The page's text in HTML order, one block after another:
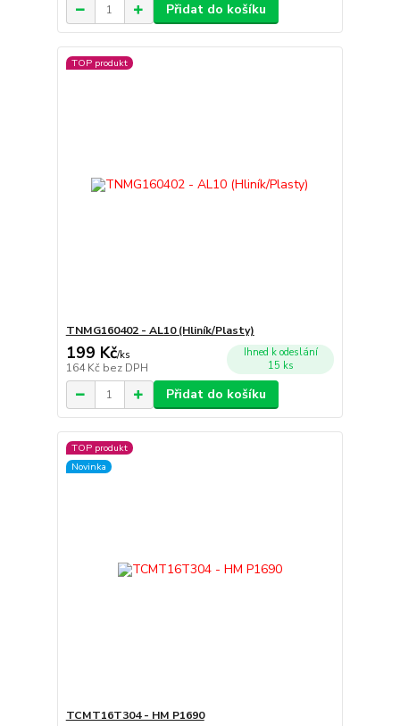
Přidat do košíku
TOP produkt
TNMG160402 - AL10 (Hliník/Plasty)
199 Kč/ks
164 Kč bez DPH
Ihned k odeslání
15 ks
Přidat do košíku
TOP produkt
Novinka
TCMT16T304 - HM P1690